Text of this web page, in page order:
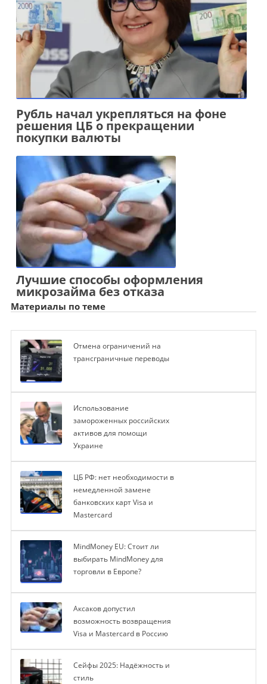
Рубль начал укрепляться на фоне
решения ЦБ о прекращении
покупки валюты
Лучшие способы оформления
микрозайма без отказа
Материалы по теме
Отмена ограничений на
трансграничные переводы
Использование
замороженных российских
активов для помощи
Украине
ЦБ РФ: нет необходимости в
немедленной замене
банковских карт Visa и
Mastercard
MindMoney EU: Стоит ли
выбирать MindMoney для
торговли в Европе?
Аксаков допустил
возможность возвращения
Visa и Mastercard в Россию
Сейфы 2025: Надёжность и
стиль